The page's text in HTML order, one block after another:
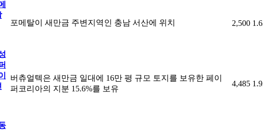
포메탈이 새만금 주변지역인 충남 서산에 위치
2,500
버츄얼텍은 새만금 일대에 16만 평 규모 토지를 보유한 페이
퍼코리아의 지분 15.6%를 보유
4,485